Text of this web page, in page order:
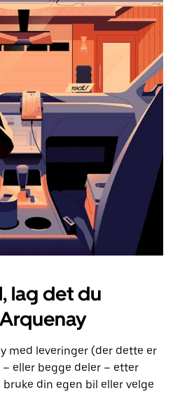
lag det du
med leveringer (der dette er
eller begge deler – etter
din egen bil eller velge